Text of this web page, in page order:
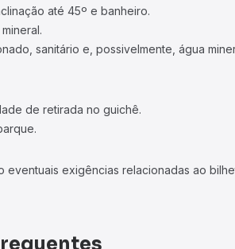
até 45º e banheiro.
sanitário e, possivelmente, água
de retirada no guichê.
exigências relacionadas ao